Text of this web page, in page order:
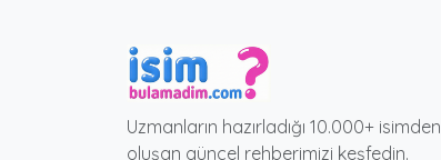
Uzmanların hazırladığı 10.000+ isimden
oluşan güncel rehberimizi keşfedin.